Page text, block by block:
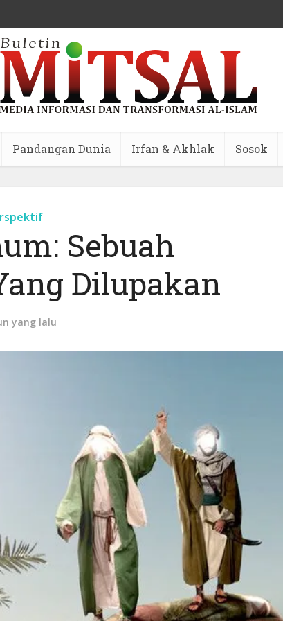
Pandangan Dunia Irfan & Akhlak Sosok
Sebuah
Dilupakan
yang lalu